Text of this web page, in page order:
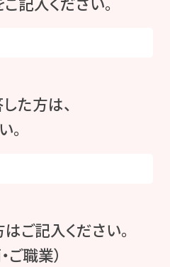
た方は、
。
ご記入ください。
ご職業）